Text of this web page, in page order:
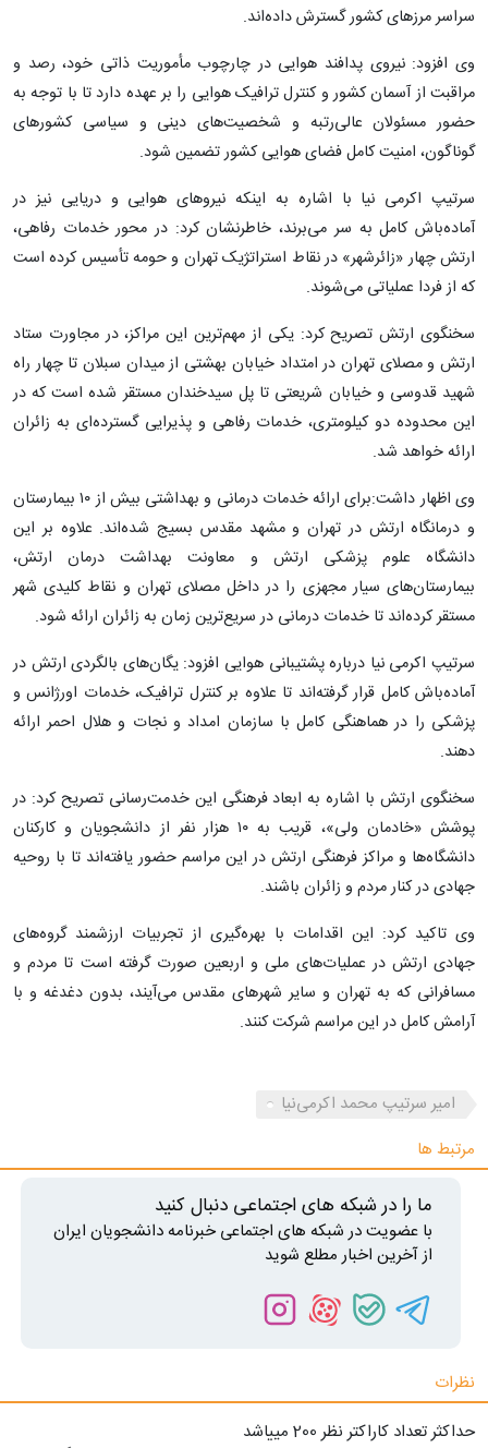
سراسر مرزهای کشور گسترش داده‌اند.
وی افزود: نیروی پدافند هوایی در چارچوب مأموریت ذاتی خود، رصد و
مراقبت از آسمان کشور و کنترل ترافیک هوایی را بر عهده دارد تا با توجه به
حضور مسئولان عالی‌رتبه و شخصیت‌های دینی و سیاسی کشورهای
گوناگون، امنیت کامل فضای هوایی کشور تضمین شود.
سرتیپ اکرمی نیا با اشاره به اینکه نیروهای هوایی و دریایی نیز در
آماده‌باش کامل به سر می‌برند، خاطرنشان کرد: در محور خدمات رفاهی،
ارتش چهار «زائرشهر» در نقاط استراتژیک تهران و حومه تأسیس کرده است
که از فردا عملیاتی می‌شوند.
سخنگوی ارتش تصریح کرد: یکی از مهم‌ترین این مراکز، در مجاورت ستاد
ارتش و مصلای تهران در امتداد خیابان بهشتی از میدان سبلان تا چهار راه
شهید قدوسی و خیابان شریعتی تا پل سیدخندان مستقر شده است که در
این محدوده دو کیلومتری، خدمات رفاهی و پذیرایی گسترده‌ای به زائران
ارائه خواهد شد.
وی اظهار داشت:برای ارائه خدمات درمانی و بهداشتی بیش از ۱۰ بیمارستان
و درمانگاه ارتش در تهران و مشهد مقدس بسیج شده‌اند. علاوه بر این
دانشگاه علوم پزشکی ارتش و معاونت بهداشت درمان ارتش،
بیمارستان‌های سیار مجهزی را در داخل مصلای تهران و نقاط کلیدی شهر
مستقر کرده‌اند تا خدمات درمانی در سریع‌ترین زمان به زائران ارائه شود.
سرتیپ اکرمی نیا درباره پشتیبانی هوایی افزود: یگان‌های بالگردی ارتش در
آماده‌باش کامل قرار گرفته‌اند تا علاوه بر کنترل ترافیک، خدمات اورژانس و
پزشکی را در هماهنگی کامل با سازمان امداد و نجات و هلال احمر ارائه
دهند.
سخنگوی ارتش با اشاره به ابعاد فرهنگی این خدمت‌رسانی تصریح کرد: در
پوشش «خادمان ولی»، قریب به ۱۰ هزار نفر از دانشجویان و کارکنان
دانشگاه‌ها و مراکز فرهنگی ارتش در این مراسم حضور یافته‌اند تا با روحیه
جهادی در کنار مردم و زائران باشند.
وی تاکید کرد: این اقدامات با بهره‌گیری از تجربیات ارزشمند گروه‌های
جهادی ارتش در عملیات‌های ملی و اربعین صورت گرفته است تا مردم و
مسافرانی که به تهران و سایر شهرهای مقدس می‌آیند، بدون دغدغه و با
آرامش کامل در این مراسم شرکت کنند.
امیر سرتیپ محمد اکرمی‌نیا
مرتبط ها
ما را در شبکه های اجتماعی دنبال کنید
با عضویت در شبکه های اجتماعی خبرنامه دانشجویان ایران
از آخرین اخبار مطلع شوید
نظرات
حداکثر تعداد کاراکتر نظر 200 ميياشد